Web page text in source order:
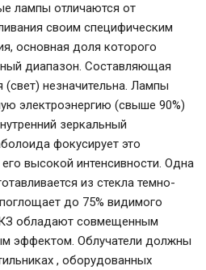
лампы отличаются от
своим специфическим
основная доля которого
диапазон. Составляющая
незначительна. Лампы
электроэнергию (свыше 90%)
зеркальный
фокусирует это
высокой интенсивности. Одна
из стекла темно-
до 75% видимого
обладают совмещенным
эффектом. Облучатели должны
, оборудованных